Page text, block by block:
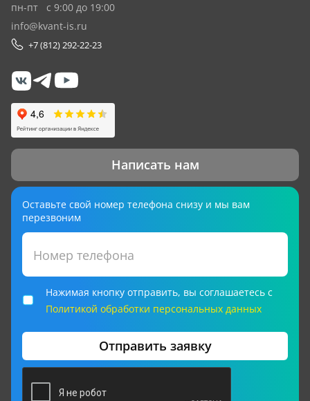
Оставьте свой номер телефона снизу и мы вам
перезвоним
Номер телефона
Нажимая кнопку отправить, вы соглашаетесь с
Политикой обработки персональных данных
Отправить заявку
+7 (812) 292-22-23
пн-пт с 9:00 до 19:00
info@kvant-is.ru
Написать нам